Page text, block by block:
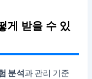
게 받을 수 있
분석과 관리 기준